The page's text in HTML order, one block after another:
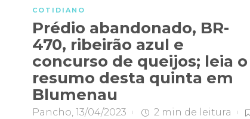
COTIDIANO
Prédio abandonado, BR-
470, ribeirão azul e
concurso de queijos; leia o
resumo desta quinta em
Blumenau
Pancho, 13/04/2023 2 min de leitura